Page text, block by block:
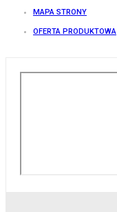
MAPA STRONY
OFERTA PRODUKTOWA